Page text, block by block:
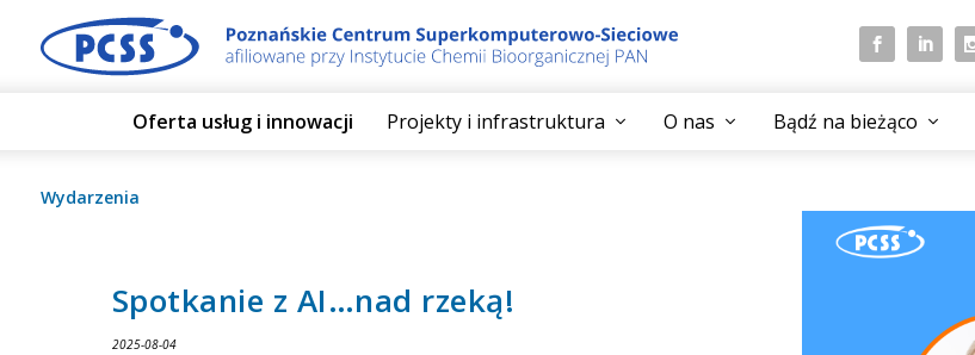
Oferta usług i innowacji Projekty i infrastruktura O nas Bądź na bieżąco
Wydarzenia
Spotkanie z AI…nad rzeką!
2025-08-04